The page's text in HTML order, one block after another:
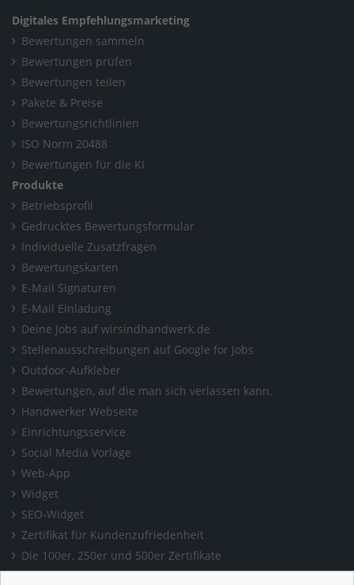
Digitales Empfehlungsmarketing
Bewertungen sammeln
Bewertungen prüfen
Bewertungen teilen
Pakete & Preise
Bewertungsrichtlinien
ISO Norm 20488
Bewertungen für die KI
Produkte
Betriebsprofil
Gedrucktes Bewertungsformular
Individuelle Zusatzfragen
Bewertungskarten
E-Mail Signaturen
E-Mail Einladung
Deine Jobs auf wirsindhandwerk.de
Stellenausschreibungen auf Google for Jobs
Outdoor-Aufkleber
Bewertungen, auf die man sich verlassen kann.
Handwerker Webseite
Einrichtungsservice
Social Media Vorlage
Web-App
Widget
SEO-Widget
Zertifikat für Kundenzufriedenheit
Die 100er, 250er und 500er Zertifikate
Presse & Wissen